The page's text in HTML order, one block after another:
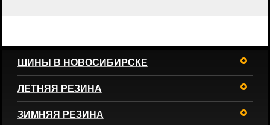
ШИНЫ В НОВОСИБИРСКЕ
ЛЕТНЯЯ РЕЗИНА
ЗИМНЯЯ РЕЗИНА